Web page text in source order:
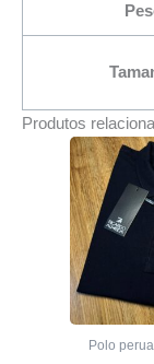
Produtos
Polo